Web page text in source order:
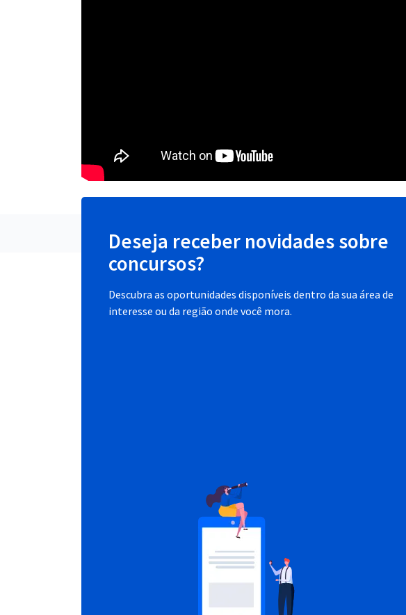
Deseja receber novidades sobre
concursos?
Descubra as oportunidades disponíveis dentro da sua área de
interesse ou da região onde você mora.